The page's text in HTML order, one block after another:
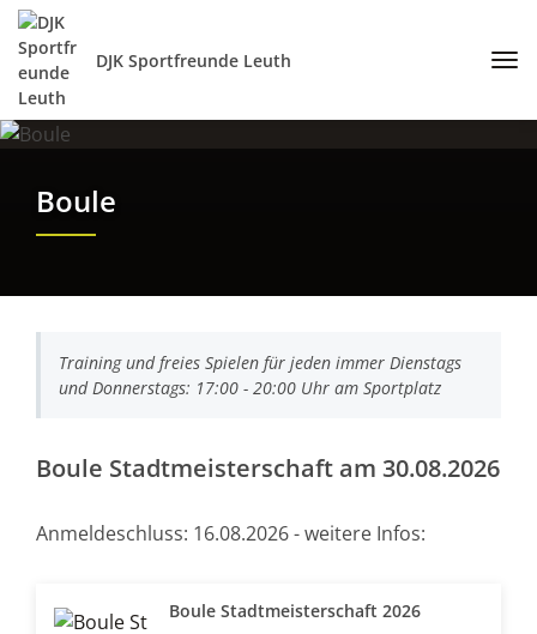
DJK Sportfreunde Leuth
Boule
Training und freies Spielen für jeden immer Dienstags
und Donnerstags: 17:00 - 20:00 Uhr am Sportplatz
Boule Stadtmeisterschaft am 30.08.2026
Anmeldeschluss: 16.08.2026 - weitere Infos:
Boule Stadtmeisterschaft 2026